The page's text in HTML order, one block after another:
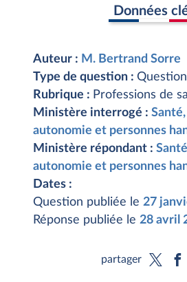
Données
Auteur : M. Bertrand Sorre
Type de question :
Rubrique : Professions de
Ministère interrogé :
autonomie et personnes
Ministère répondant :
autonomie et personnes
Dates :
Question publiée le 27
Réponse publiée le 28 avril
partager